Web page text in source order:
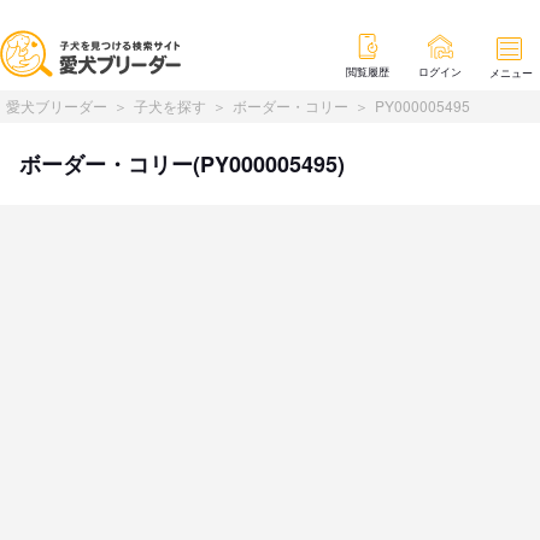
閲覧履歴 ログイン メニュー
愛犬ブリーダー 子犬を探す ボーダー・コリー PY000005495
ボーダー・コリー(PY000005495)